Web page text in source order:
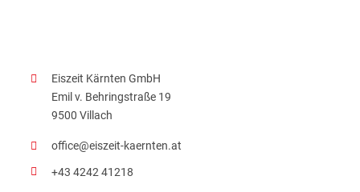
Eiszeit Kärnten GmbH
Emil v. Behringstraße 19
9500 Villach
office@eiszeit-kaernten.at
+43 4242 41218